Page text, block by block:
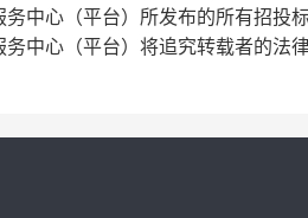
务中心（平台）所发布的所有招
务中心（平台）将追究转载者的法